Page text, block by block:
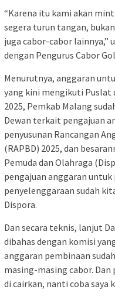
“Karena itu kami akan
segera turun tangan,
juga cabor-cabor lainnya,”
dengan Pengurus Cabor
Menurutnya, anggaran
yang kini mengikuti Puslat
2025, Pemkab Malang
Dewan terkait pengajuan
penyusunan Rancangan
(RAPBD) 2025, dan
Pemuda dan Olahraga
pengajuan anggaran
penyelenggaraan sudah
Dispora.
Dan secara teknis, lanjut
dibahas dengan komisi
anggaran pembinaan
masing-masing cabor. Dan
di cairkan, nanti coba saya